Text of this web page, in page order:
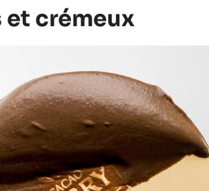
et crémeux